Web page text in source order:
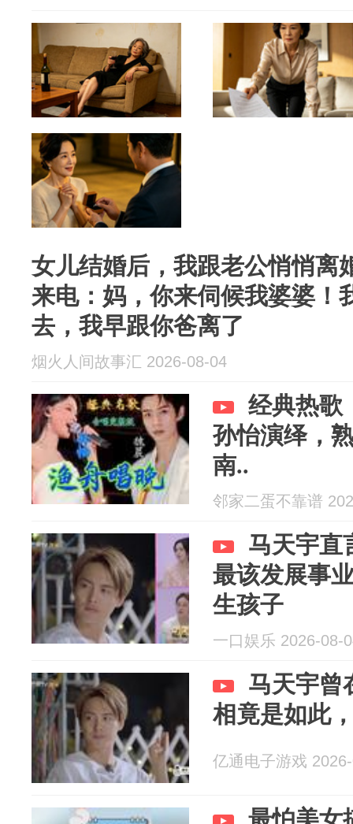
女儿结婚后，我跟老公悄悄离
来电：妈，你来伺候我婆婆！
去，我早跟你爸离了
烟火人间故事汇 2026-08-04
经典热歌
孙怡演绎，
南..
邻家二蛋不靠谱
马天宇直
最该发展事
生孩子
一口娱乐 2026-08-
马天宇曾
相竟是如此
亿通电子游戏